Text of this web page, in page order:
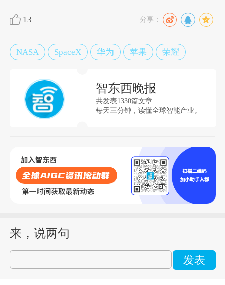
13 分享：
NASA SpaceX 华为 苹果 荣耀
智东西晚报
共发表1330篇文章
每天三分钟，读懂全球智能产业。
来，说两句
发表